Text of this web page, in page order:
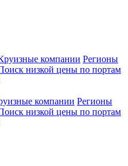
компании Регионы
низкой цены по портам
компании Регионы
низкой цены по портам